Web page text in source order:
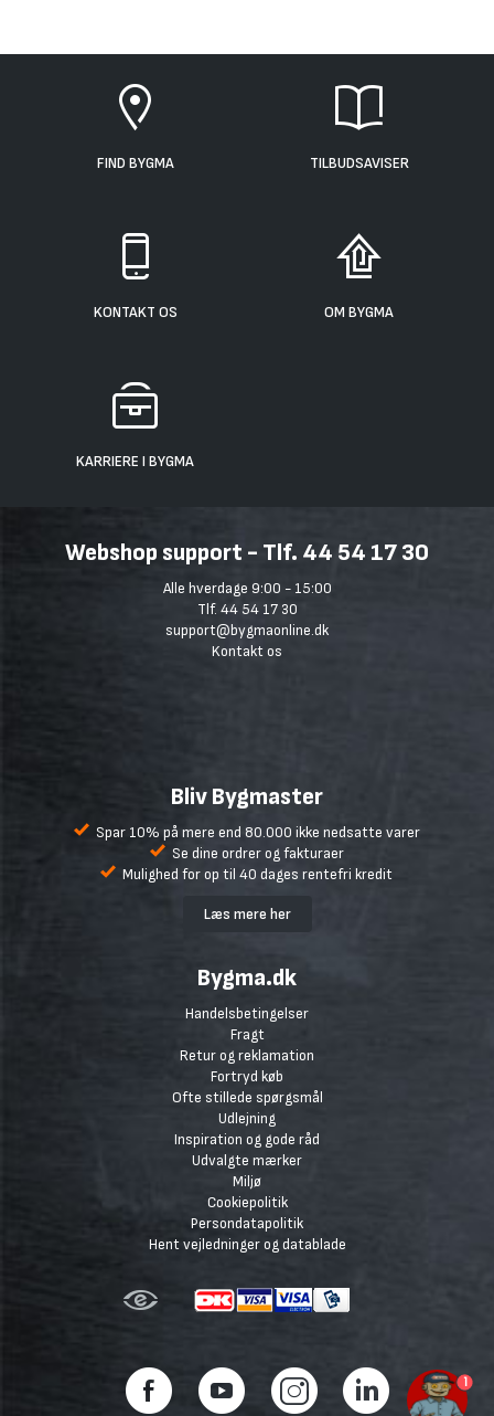
FIND BYGMA TILBUDSAVISER
KONTAKT OS OM BYGMA
KARRIERE I BYGMA
Webshop support - Tlf. 44 54 17 30
Alle hverdage 9:00 - 15:00
Tlf. 44 54 17 30
support@bygmaonline.dk
Kontakt os
Bliv Bygmaster
Spar 10% på mere end 80.000 ikke nedsatte varer
Se dine ordrer og fakturaer
Mulighed for op til 40 dages rentefri kredit
Læs mere her
Bygma.dk
Handelsbetingelser
Fragt
Retur og reklamation
Fortryd køb
Ofte stillede spørgsmål
Udlejning
Inspiration og gode råd
Udvalgte mærker
Miljø
Cookiepolitik
Persondatapolitik
Hent vejledninger og datablade
1